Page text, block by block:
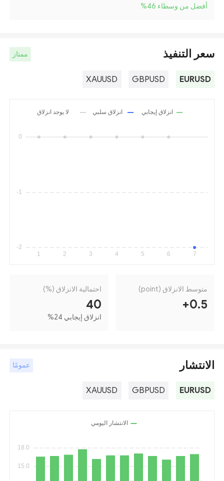
أفضل من وسطاء 46 %
سعر التنفيذ ممتاز
EURUSD
GBPUSD
XAUUSD
متوسط الانزلاق (point)
+0.5
احتمالية الانزلاق (%)
40
انزلاق إيجابي 24 %
الانتشار عمومًا
EURUSD
GBPUSD
XAUUSD